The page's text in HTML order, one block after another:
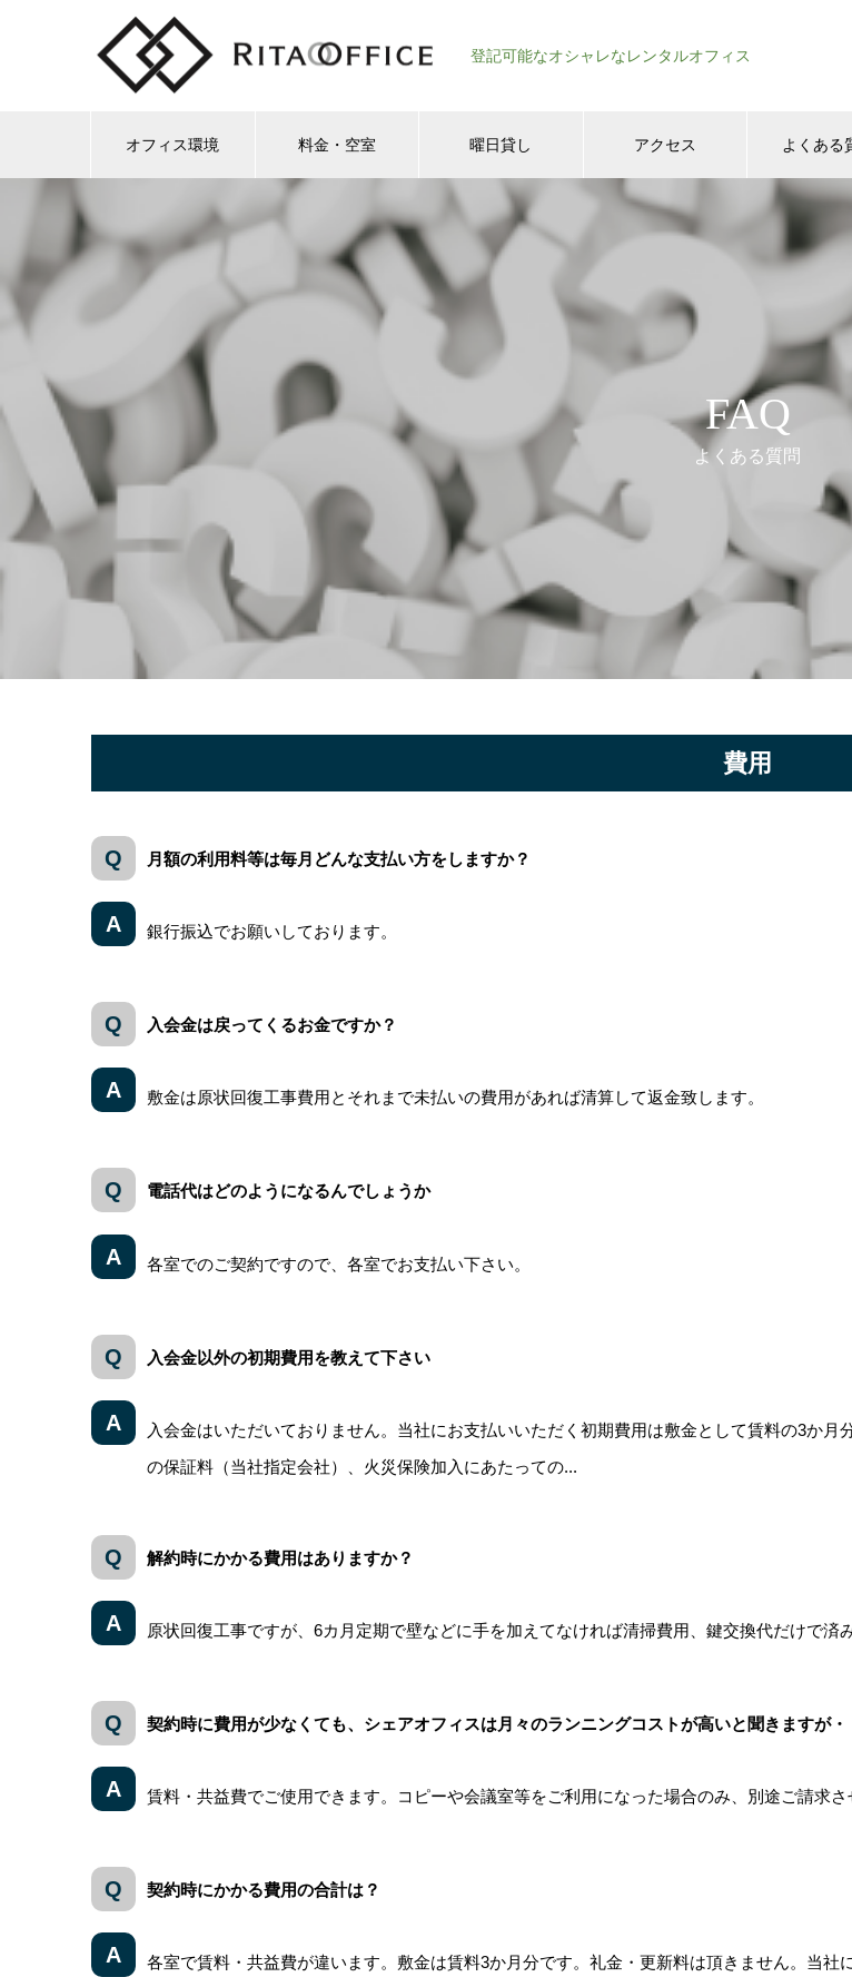
登記可能なオシャレなレンタルオフィス
オフィス環境 料金・空室 曜日貸し アクセス よくある
FAQ
よくある質問
費用
月額の利用料等は毎月どんな支払い方をしますか？
銀行振込でお願いしております。
入会金は戻ってくるお金ですか？
敷金は原状回復工事費用とそれまで未払いの費用があれば清算して返金致します。
電話代はどのようになるんでしょうか
各室でのご契約ですので、各室でお支払い下さい。
入会金以外の初期費用を教えて下さい
入会金はいただいておりません。当社にお支払いいただく初期費用は敷金として賃料の3か
の保証料（当社指定会社）、火災保険加入にあたっての...
解約時にかかる費用はありますか？
原状回復工事ですが、6カ月定期で壁などに手を加えてなければ清掃費用、鍵交換代だけで済み
契約時に費用が少なくても、シェアオフィスは月々のランニングコストが高いと聞きますが・
賃料・共益費でご使用できます。コピーや会議室等をご利用になった場合のみ、別途ご請求さ
契約時にかかる費用の合計は？
各室で賃料・共益費が違います。敷金は賃料3か月分です。礼金・更新料は頂きません。当